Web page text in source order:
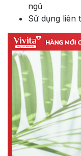
ngủ
Sử dụng liên